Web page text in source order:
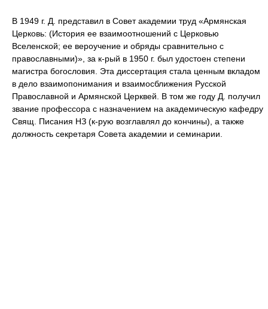
В 1949 г. Д. представил в Совет академии труд «Армянская
Церковь: (История ее взаимоотношений с Церковью
Вселенской; ее вероучение и обряды сравнительно с
православными)», за к-рый в 1950 г. был удостоен степени
магистра богословия. Эта диссертация стала ценным вкладом
в дело взаимопонимания и взаимосближения Русской
Православной и Армянской Церквей. В том же году Д. получил
звание профессора с назначением на академическую кафедру
Свящ. Писания НЗ (к-рую возглавлял до кончины), а также
должность секретаря Совета академии и семинарии.